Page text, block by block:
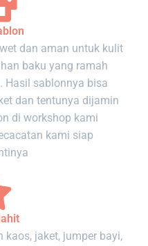
dan aman untuk kulit
baku yang ramah
Hasil sablonnya bisa
dan tentunya dijamin
di workshop kami
kami siap
jaket, jumper bayi,